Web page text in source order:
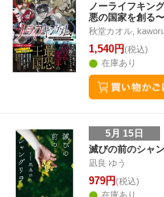
ノーライフキン
悪の国家を創る〜
秋堂カオル,
1,540円(税込)
在庫あり
5月 15日
滅びの前のシャ
凪良 ゆう
979円(税込)
在庫あり